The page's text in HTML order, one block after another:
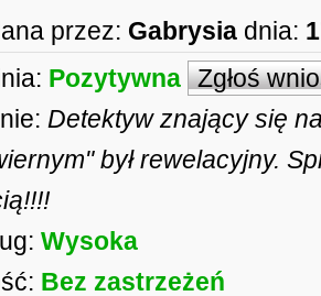
przez: Gabrysia dnia:
Pozytywna Zgłoś
Detektyw znający się
był rewelacyjny.
Wysoka
Bez zastrzeżeń